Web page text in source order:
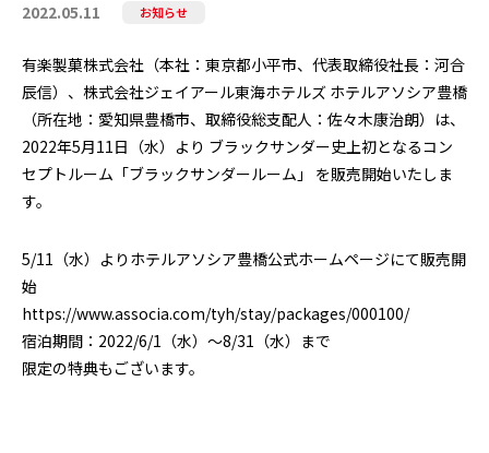
2022.05.11 お知らせ
有楽製菓株式会社（本社：東京都小平市、代表取締役社長：河合
辰信）、株式会社ジェイアール東海ホテルズ ホテルアソシア豊橋
（所在地：愛知県豊橋市、取締役総支配人：佐々木康治朗）は、
2022年5月11日（水）より ブラックサンダー史上初となるコン
セプトルーム「ブラックサンダールーム」 を販売開始いたしま
す。
5/11（水）よりホテルアソシア豊橋公式ホームページにて販売開
始
https://www.associa.com/tyh/stay/packages/000100/
宿泊期間：2022/6/1（水）～8/31（水）まで
限定の特典もございます。